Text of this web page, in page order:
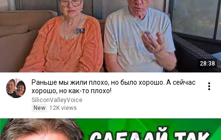
28:38
Раньше мы жили плохо, но было хорошо. А сейчас
хорошо, но как-то плохо!
SiliconValleyVoice
New
12K views